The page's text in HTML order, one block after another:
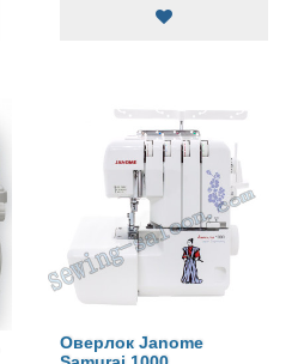
Оверлок Janome